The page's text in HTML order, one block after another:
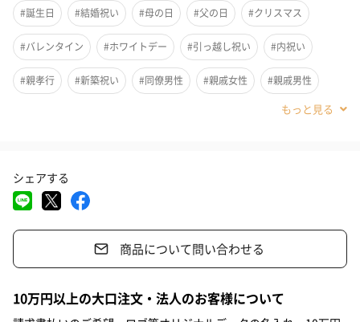
寒い冬はホッと一息リラックスできる温かいホットコーヒーを、
暑い夏の日には涼しくしてくれる冷たいアイスコーヒーを、季節
#誕生日 #結婚祝い #母の日 #父の日 #クリスマス
#バレンタイン #ホワイトデー #引っ越し祝い #内祝い
#親孝行 #新築祝い #同僚男性 #親戚女性 #親戚男性
#姪 #娘
#上司男性
#妻 #夫
#20代後半 #30代 #40代 #50代
シェアする
商品について問い合わせる
10万円以上の大口注文・法人のお客様について